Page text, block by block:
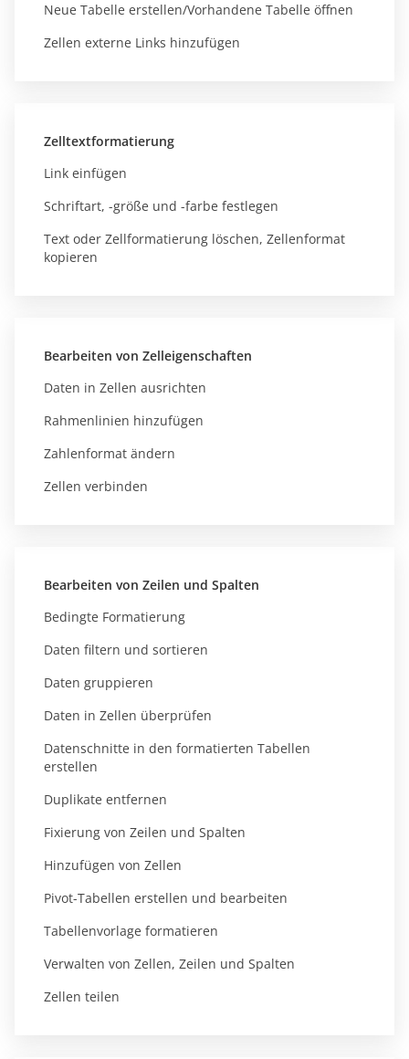
Neue Tabelle erstellen/Vorhandene Tabelle öffnen
Zellen externe Links hinzufügen
Zelltextformatierung
Link einfügen
Schriftart, -größe und -farbe festlegen
Text oder Zellformatierung löschen, Zellenformat
kopieren
Bearbeiten von Zelleigenschaften
Daten in Zellen ausrichten
Rahmenlinien hinzufügen
Zahlenformat ändern
Zellen verbinden
Bearbeiten von Zeilen und Spalten
Bedingte Formatierung
Daten filtern und sortieren
Daten gruppieren
Daten in Zellen überprüfen
Datenschnitte in den formatierten Tabellen
erstellen
Duplikate entfernen
Fixierung von Zeilen und Spalten
Hinzufügen von Zellen
Pivot-Tabellen erstellen und bearbeiten
Tabellenvorlage formatieren
Verwalten von Zellen, Zeilen und Spalten
Zellen teilen